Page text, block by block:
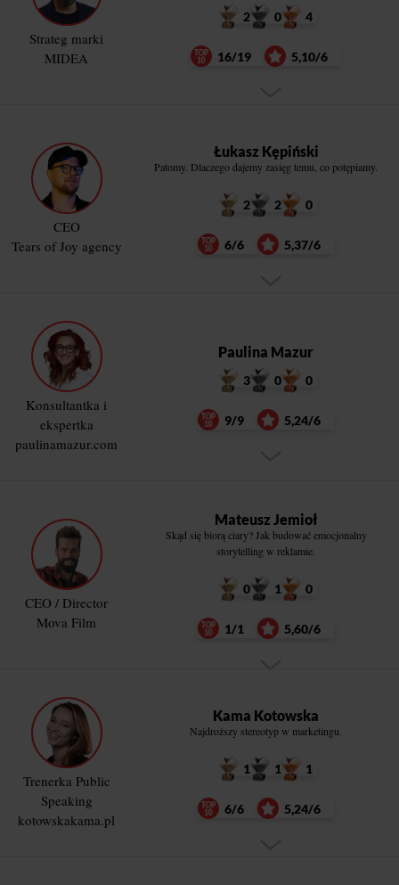
Strateg marki
MIDEA
2 0 4
16/19 5,10/6
CEO
Tears of Joy agency
Łukasz Kępiński
Patomy. Dlaczego dajemy zasięg temu, co potępiamy.
2 2 0
6/6 5,37/6
Konsultantka i
ekspertka
paulinamazur.com
Paulina Mazur
3 0 0
9/9 5,24/6
CEO / Director
Mova Film
Mateusz Jemioł
Skąd się biorą ciary? Jak budować emocjonalny
storytelling w reklamie.
0 1 0
1/1 5,60/6
Trenerka Public
Speaking
kotowskakama.pl
Kama Kotowska
Najdroższy stereotyp w marketingu.
1 1 1
6/6 5,24/6